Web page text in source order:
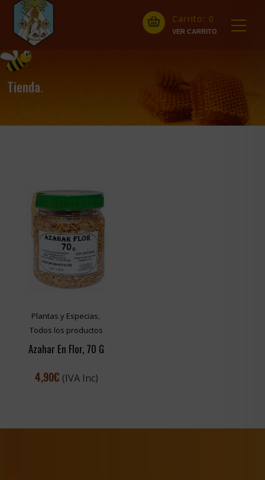
Carrito: 0
Tienda.
Plantas y Especias,
Todos los productos
Azahar En Flor, 70 G
4,90€ (IVA Inc)